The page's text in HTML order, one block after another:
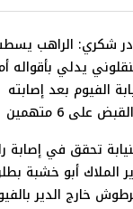
شكري: الراهب
يدلي بأقواله
الفيوم بعد إصابته
على 6 متهمين
تحقق في إصابة
الملاك أبو خشبة
خارج الدير